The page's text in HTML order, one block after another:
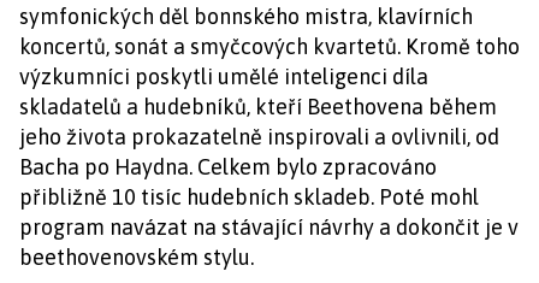
symfonických děl bonnského mistra, klavírních
koncertů, sonát a smyčcových kvartetů. Kromě toho
výzkumníci poskytli umělé inteligenci díla
skladatelů a hudebníků, kteří Beethovena během
jeho života prokazatelně inspirovali a ovlivnili, od
Bacha po Haydna. Celkem bylo zpracováno
přibližně 10 tisíc hudebních skladeb. Poté mohl
program navázat na stávající návrhy a dokončit je v
beethovenovském stylu.